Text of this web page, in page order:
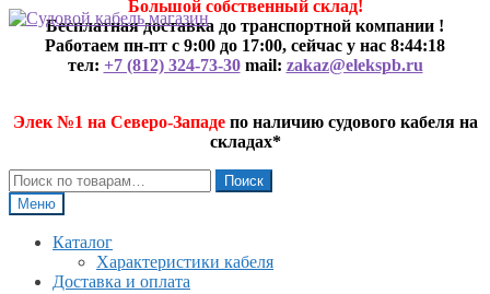
Перейти
навигации
Перейти
содержимому
Большой собственный склад!
Бесплатная доставка до транспортной компании !
Работаем пн-пт с 9:00 до 17:00, сейчас у нас 8:44:18
тел: +7 (812) 324-73-30mail: zakaz@elekspb.ru
Элек №1 на Северо-Западепо наличию судового кабеля на
складах*
Искать:
Поиск
Меню
Каталог
Характеристики кабеля
Доставка и оплата